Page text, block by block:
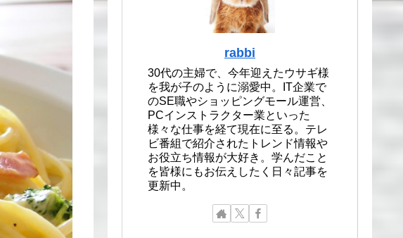
rabbi
30代の主婦で、今年迎えたウサギ様
を我が子のように溺愛中。IT企業で
のSE職やショッピングモール運営、
PCインストラクター業といった
様々な仕事を経て現在に至る。テレ
ビ番組で紹介されたトレンド情報や
お役立ち情報が大好き。学んだこと
を皆様にもお伝えしたく日々記事を
更新中。